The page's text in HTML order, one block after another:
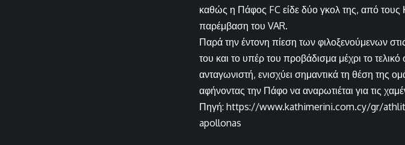
καθώς η Πάφος FC είδε δύο γκολ της, από τους
παρέμβαση του VAR.
Παρά την έντονη πίεση των φιλοξενούμενων
του και το υπέρ του προβάδισμα μέχρι το
ανταγωνιστή, ενισχύει σημαντικά τη θέση της
αφήνοντας την Πάφο να αναρωτιέται για τις
Πηγή: https://www.kathimerini.com.cy/gr/
apollonas